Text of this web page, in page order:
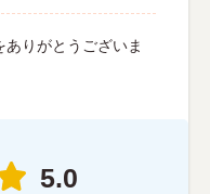
りがとうございま
5.0